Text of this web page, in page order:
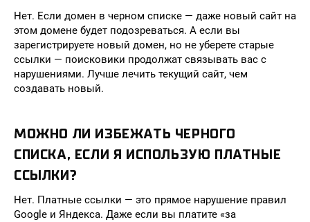
Нет. Если домен в черном списке — даже новый сайт на
этом домене будет подозреваться. А если вы
зарегистрируете новый домен, но не уберете старые
ссылки — поисковики продолжат связывать вас с
нарушениями. Лучше лечить текущий сайт, чем
создавать новый.
МОЖНО ЛИ ИЗБЕЖАТЬ ЧЕРНОГО
СПИСКА, ЕСЛИ Я ИСПОЛЬЗУЮ ПЛАТНЫЕ
ССЫЛКИ?
Нет. Платные ссылки — это прямое нарушение правил
Google и Яндекса. Даже если вы платите «за